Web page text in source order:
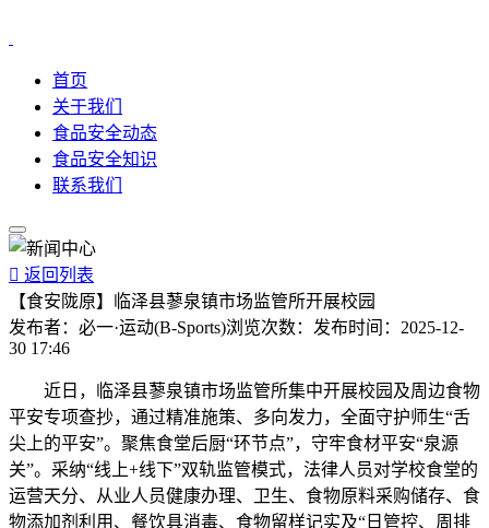
首页
关于我们
食品安全动态
食品安全知识
联系我们
 返回列表
【食安陇原】临泽县蓼泉镇市场监管所开展校园
发布者： 必一·运动(B-Sports)浏览次数： 发布时间： 2025-12-
30 17:46
近日，临泽县蓼泉镇市场监管所集中开展校园及周边食物
平安专项查抄，通过精准施策、多向发力，全面守护师生“舌
尖上的平安”。聚焦食堂后厨“环节点”，守牢食材平安“泉源
关”。采纳“线上+线下”双轨监管模式，法律人员对学校食堂的
运营天分、从业人员健康办理、卫生、食物原料采购储存、食
物添加剂利用、餐饮具消毒、食物留样记实及“日管控、周排